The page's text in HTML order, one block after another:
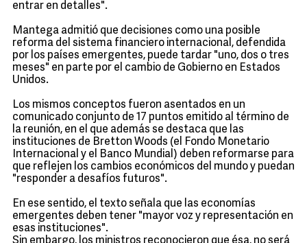
entrar en detalles".
Mantega admitió que decisiones como una posible
reforma del sistema financiero internacional, defendida
por los países emergentes, puede tardar "uno, dos o tres
meses" en parte por el cambio de Gobierno en Estados
Unidos.
Los mismos conceptos fueron asentados en un
comunicado conjunto de 17 puntos emitido al término de
la reunión, en el que además se destaca que las
instituciones de Bretton Woods (el Fondo Monetario
Internacional y el Banco Mundial) deben reformarse para
que reflejen los cambios económicos del mundo y puedan
"responder a desafíos futuros".
En ese sentido, el texto señala que las economías
emergentes deben tener "mayor voz y representación en
esas instituciones".